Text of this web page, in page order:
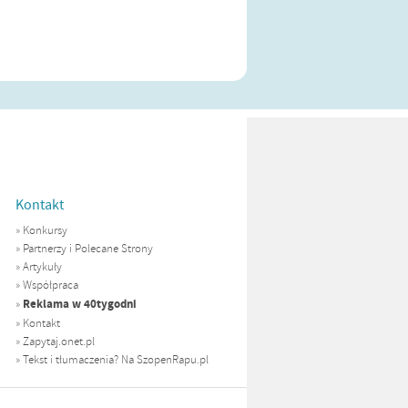
Kontakt
» Konkursy
» Partnerzy i Polecane Strony
»Artykuły
»Współpraca
» Reklama w 40tygodni
» Kontakt
»Zapytaj.onet.pl
»Tekst i tłumaczenia? Na SzopenRapu.pl